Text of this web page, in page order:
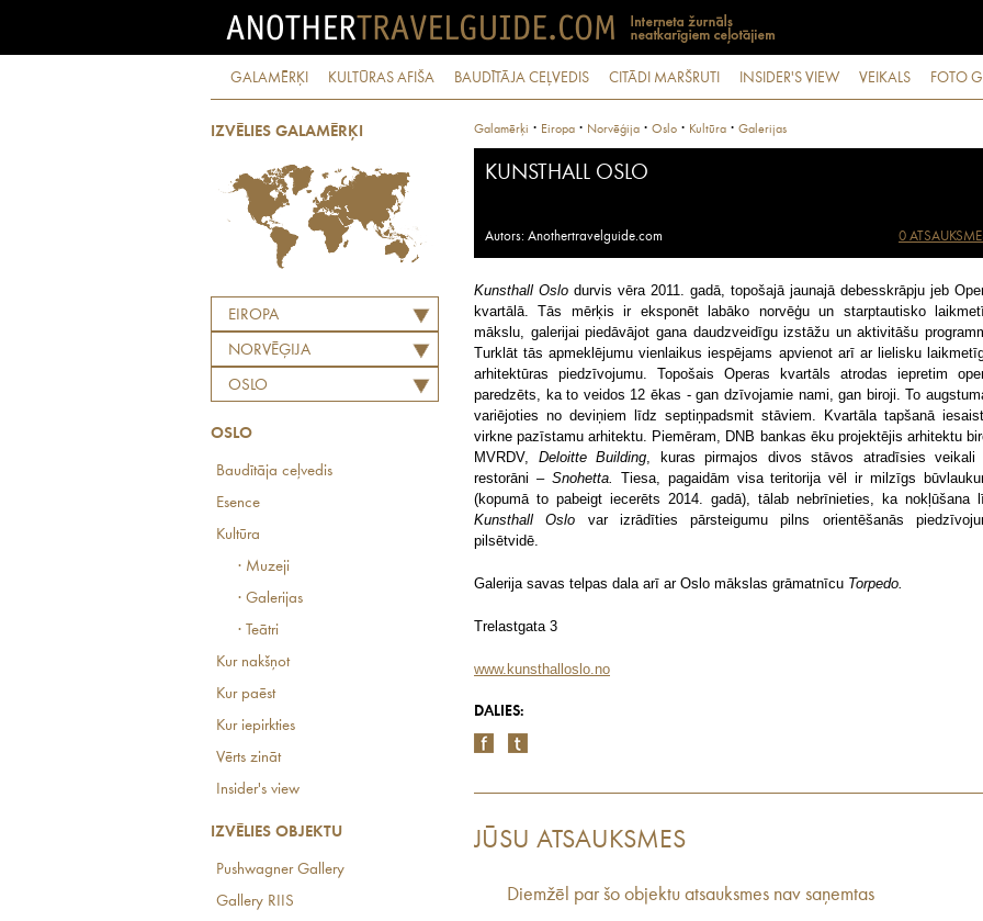
GALAMĒRĶI KULTŪRAS AFIŠA BAUDĪTĀJA CEĻVEDIS CITĀDI MARŠRUTI INSIDER'S VIEW VEIKALS FOTO
IZVĒLIES GALAMĒRĶI
EIROPA
NORVĒĢIJA
OSLO
OSLO
Baudītāja ceļvedis
Esence
Kultūra
· Muzeji
· Galerijas
· Teātri
Kur nakšņot
Kur paēst
Kur iepirkties
Vērts zināt
Insider's view
IZVĒLIES OBJEKTU
Pushwagner Gallery
Gallery RIIS
Galamērķi · Eiropa · Norvēģija · Oslo · Kultūra · Galerijas
KUNSTHALL OSLO
Autors: Anothertravelguide.com 0
Kunsthall Oslo durvis vēra 2011. gadā, topošajā jaunajā debesskrāpju jeb
kvartālā. Tās mērķis ir eksponēt labāko norvēģu un starptautisko
mākslu, galerijai piedāvājot gana daudzveidīgu izstāžu un aktivitāšu
Turklāt tās apmeklējumu vienlaikus iespējams apvienot arī ar lielisku
arhitektūras piedzīvojumu. Topošais Operas kvartāls atrodas iepretim
paredzēts, ka to veidos 12 ēkas - gan dzīvojamie nami, gan biroji. To
variējoties no deviņiem līdz septiņpadsmit stāviem. Kvartāla tapšanā
virkne pazīstamu arhitektu. Piemēram, DNB bankas ēku projektējis arhitektu
MVRDV, Deloitte Building, kuras pirmajos divos stāvos atradīsies veikali
restorāni – Snohetta. Tiesa, pagaidām visa teritorija vēl ir milzīgs
(kopumā to pabeigt iecerēts 2014. gadā), tālab nebrīnieties, ka nokļūšana
Kunsthall
Oslo var izrādīties pārsteigumu pilns orientēšanās
pilsētvidē.
Galerija savas telpas dala arī ar Oslo mākslas grāmatnīcu Torpedo.
Trelastgata 3
www.kunsthalloslo.no
DALIES:
JŪSU ATSAUKSMES
Diemžēl par šo objektu atsauksmes nav saņemtas